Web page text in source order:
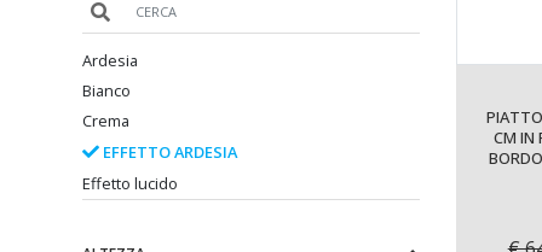
70x145 cm
70x170 cm
70X175 cm
Ardesia
Bianco
Crema
EFFETTO ARDESIA
Effetto lucido
CM IN